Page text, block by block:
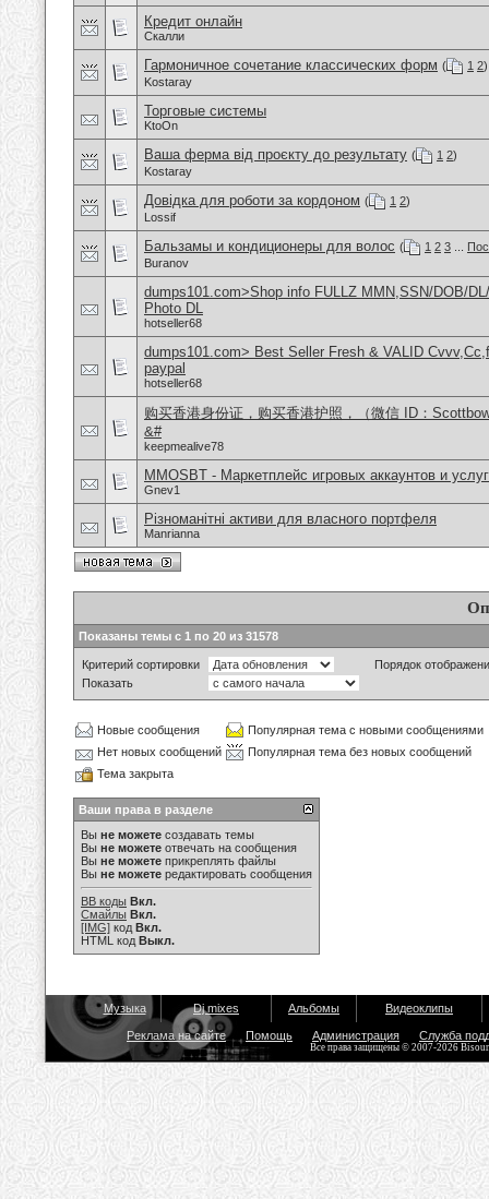
Кредит онлайн
Скалли
Гармоничное сочетание классических форм ( 1 2)
Kostaray
Торговые системы
KtoOn
Ваша ферма від проєкту до результату ( 1 2)
Kostaray
Довідка для роботи за кордоном ( 1 2)
Lossif
Бальзамы и кондиционеры для волос ( 1 2 3
Buranov
dumps101.com>Shop info FULLZ MMN,SSN/DOB/
Photo DL
hotseller68
dumps101.com> Best Seller Fresh & VALID
paypal
hotseller68
购买香港身份证，购买香港护照，（微信 ID：
&#
keepmealive78
MMOSBT - Маркетплейс игровых аккаунтов и услуг
Gnev1
Різноманітні активи для власного портфеля
Manrianna
Показаны темы с 1 по 20 из 31578
Критерий сортировки
Порядок
Показать
Новые сообщения
Популярная тема с новыми сообщениями
Нет новых сообщений
Популярная тема без новых сообщений
Тема закрыта
Ваши права в разделе
Вы не можете создавать темы
Вы не можете отвечать на сообщения
Вы не можете прикреплять файлы
Вы не можете редактировать сообщения
BB коды Вкл.
Смайлы Вкл.
[IMG] код Вкл.
HTML код Выкл.
Музыка Dj mixes Альбомы Видеоклипы
Реклама на сайте Помощь Администрация Служба
Все права защищены © 2007-2026